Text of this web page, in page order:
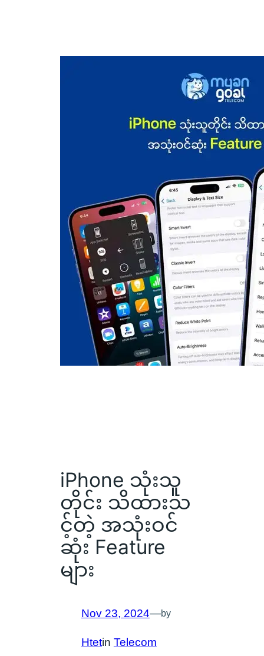
iPhone သုံးသူ
တိုင်း သိထားသ
င့်တဲ့ အသုံးဝင်
ဆုံး Feature
များ
Nov 23, 2024—by
Htetin Telecom